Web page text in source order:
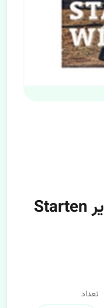
خرید کتاب اشتارتن ویر Starten
تعداد